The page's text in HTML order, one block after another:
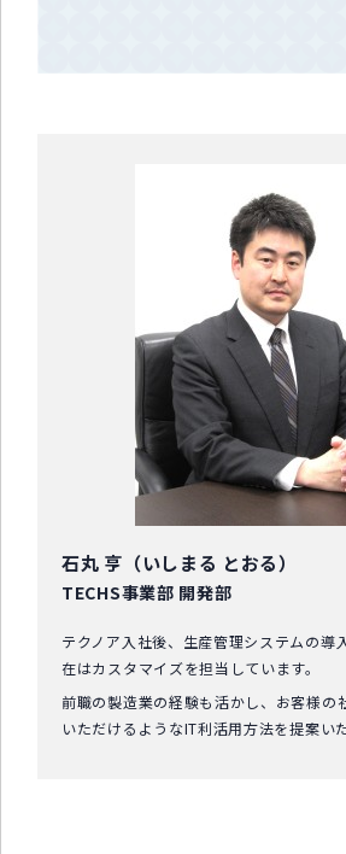
セミナーアーカイブ
石丸 亨（いしまる とおる）
TECHS事業部 開発部
テクノア入社後、生産管理システムの導
在はカスタマイズを担当しています。
前職の製造業の経験も活かし、お客様の
いただけるようなIT利活用方法を提案い